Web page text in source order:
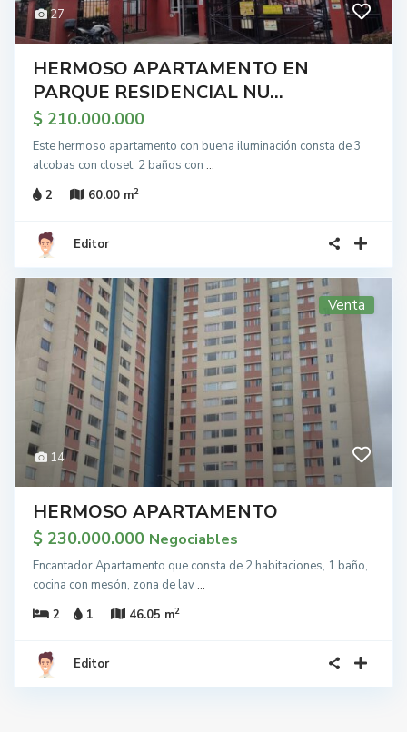
27
HERMOSO APARTAMENTO EN
PARQUE RESIDENCIAL NU...
$ 210.000.000
Este hermoso apartamento con buena iluminación consta de 3
alcobas con closet, 2 baños con ...
2
60.00 m2
Editor
14
Venta
HERMOSO APARTAMENTO
$ 230.000.000 Negociables
Encantador Apartamento que consta de 2 habitaciones, 1 baño,
cocina con mesón, zona de lav...
2
1 46.05 m2
Editor